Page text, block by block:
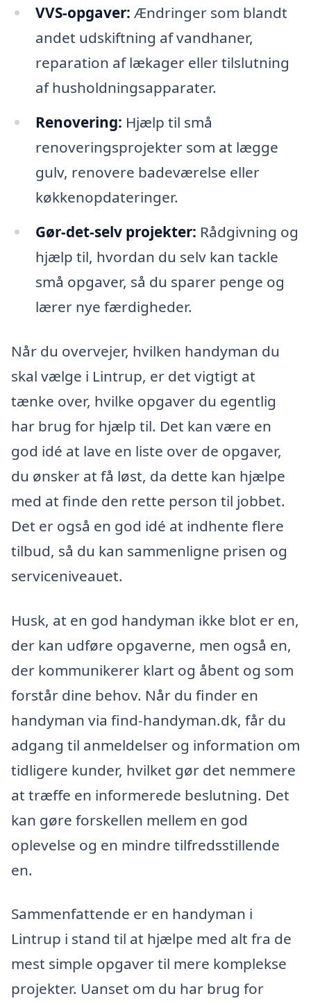
VVS-opgaver: Ændringer som blandt
andet udskiftning af vandhaner,
reparation af lækager eller tilslutning
af husholdningsapparater.
Renovering: Hjælp til små
renoveringsprojekter som at lægge
gulv, renovere badeværelse eller
køkkenopdateringer.
Gør-det-selv projekter: Rådgivning og
hjælp til, hvordan du selv kan tackle
små opgaver, så du sparer penge og
lærer nye færdigheder.
Når du overvejer, hvilken handyman du
skal vælge i Lintrup, er det vigtigt at
tænke over, hvilke opgaver du egentlig
har brug for hjælp til. Det kan være en
god idé at lave en liste over de opgaver,
du ønsker at få løst, da dette kan hjælpe
med at finde den rette person til jobbet.
Det er også en god idé at indhente flere
tilbud, så du kan sammenligne prisen og
serviceniveauet.
Husk, at en god handyman ikke blot er en,
der kan udføre opgaverne, men også en,
der kommunikerer klart og åbent og som
forstår dine behov. Når du finder en
handyman via find-handyman.dk, får du
adgang til anmeldelser og information om
tidligere kunder, hvilket gør det nemmere
at træffe en informerede beslutning. Det
kan gøre forskellen mellem en god
oplevelse og en mindre tilfredsstillende
en.
Sammenfattende er en handyman i
Lintrup i stand til at hjælpe med alt fra de
mest simple opgaver til mere komplekse
projekter. Uanset om du har brug for